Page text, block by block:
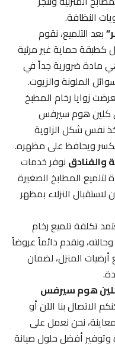
التلميع، نقوم
حماية غير مرئية
ضرورية جداً في
الملونة والزيوت.
زوايا رخام المطبخ
كلين هوم سيرفس
نفس شكل الزاوية
ويحافظ على مظهره.
نوفر خدمات
المطابخ الصغيرة
النزلاء بمظهر
تلميع رخام
ونقدم دائماً عروضاً
المنزل، لضمان
هوم سيرفس
بنا الآن أو
نحن نعمل على
أفضل حلول صيانة